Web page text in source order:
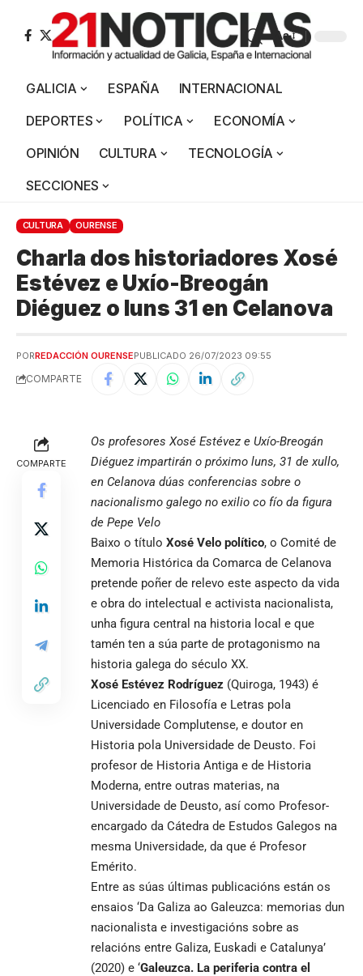
Aa
GALICIA ESPAÑA
INTERNACIONAL
DEPORTES
POLÍTICA
ECONOMÍA
OPINIÓN
CULTURA
TECNOLOGÍA
SECCIONES
CULTURA OURENSE
Charla dos historiadores Xosé
Estévez e Uxío-Breogán
Diéguez o luns 31 en Celanova
PORREDACCIÓN OURENSEPUBLICADO 26/07/2023 09:55
COMPARTE
COMPARTE
Os profesores Xosé Estévez e Uxío-Breogán
Diéguez impartirán o próximo luns, 31 de xullo,
en Celanova dúas conferencias sobre o
nacionalismo galego no exilio co fío da figura
de Pepe Velo
Baixo o título Xosé Velo político, o Comité de
Memoria Histórica da Comarca de Celanova
pretende poñer de relevo este aspecto da vida
e obra do intelectual e activista nacionalista,
unha figura central na historia local e que
tamén ten a súa parte de protagonismo na
historia galega do século XX.
Xosé Estévez Rodríguez (Quiroga, 1943) é
Licenciado en Filosofía e Letras pola
Universidade Complutense, e doutor en
Historia pola Universidade de Deusto. Foi
profesor de Historia Antiga e de Historia
Moderna, entre outras materias, na
Universidade de Deusto, así como Profesor-
encargado da Cátedra de Estudos Galegos na
mesma Universidade, da que é Profesor
Emérito.
Entre as súas últimas publicacións están os
ensaios ‘Da Galiza ao Galeuzca: memorias dun
nacionalista e investigacións sobre as
relacións entre Galiza, Euskadi e Catalunya’
(2020) e ‘Galeuzca. La periferia contra el